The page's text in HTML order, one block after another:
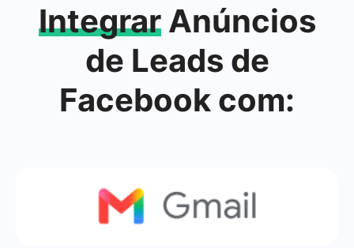
IntegrarAnúncios
de Leads de
Facebook com: